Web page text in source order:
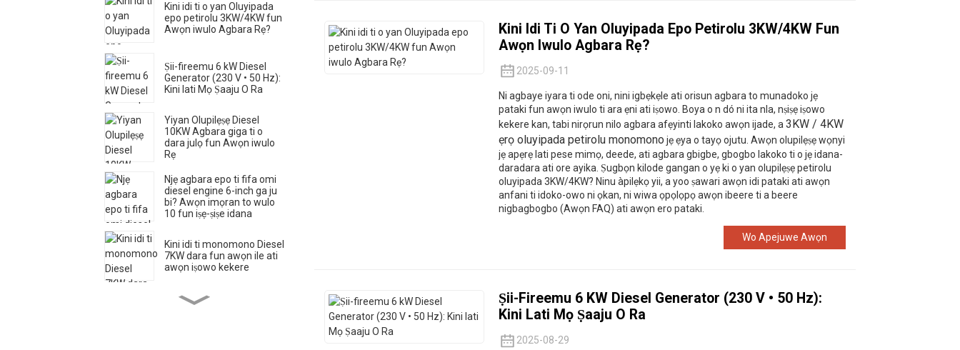
Kini idi ti o yan Oluyipada
epo petirolu 3KW/4KW fun
Awọn iwulo Agbara Rẹ?
Ṣii-fireemu 6 kW Diesel
Generator (230 V • 50 Hz):
Kini lati Mọ Ṣaaju O Ra
Yiyan Olupilẹṣẹ Diesel
10KW Agbara giga ti o
dara julọ fun Awọn iwulo
Rẹ
Njẹ agbara epo ti fifa omi
diesel engine 6-inch ga ju
bi? Awọn imọran to wulo
10 fun iṣẹ-ṣiṣe idana
Kini idi ti monomono Diesel
7KW dara fun awọn ile ati
awọn iṣowo kekere
Kini Idi Ti O Yan Oluyipada Epo Petirolu 3KW/4KW Fun
Awọn Iwulo Agbara Rẹ?
2025-09-11
Ni agbaye iyara ti ode oni, nini igbẹkẹle ati orisun agbara to munadoko jẹ
pataki fun awọn iwulo ti ara ẹni ati iṣowo. Boya o n dó ni ita nla, nṣiṣẹ iṣowo
kekere kan, tabi nirọrun nilo agbara afẹyinti lakoko awọn ijade, a 3KW / 4KW
ẹrọ oluyipada petirolu monomono jẹ ẹya o tayọ ojutu. Awọn olupilẹṣẹ wọnyi
jẹ apẹrẹ lati pese mimọ, deede, ati agbara gbigbe, gbogbo lakoko ti o jẹ idana-
daradara ati ore ayika. Ṣugbọn kilode gangan o yẹ ki o yan olupilẹṣẹ petirolu
oluyipada 3KW/4KW? Ninu àpilẹkọ yii, a yoo ṣawari awọn idi pataki ati awọn
anfani ti idoko-owo ni ọkan, ni wiwa ọpọlọpọ awọn ibeere ti a beere
nigbagbogbo (Awọn FAQ) ati awọn ero pataki.
Wo Apejuwe Awọn
Ṣii-Fireemu 6 KW Diesel Generator (230 V • 50 Hz):
Kini Lati Mọ Ṣaaju O Ra
2025-08-29